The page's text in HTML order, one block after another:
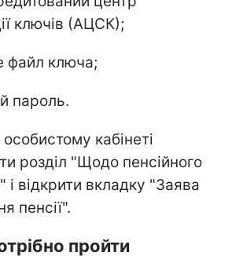
ключів (АЦСК);
файл ключа;
пароль.
кабінеті
розділ "Щодо пенсійного
і відкрити вкладку "Заява
пенсії".
пройти